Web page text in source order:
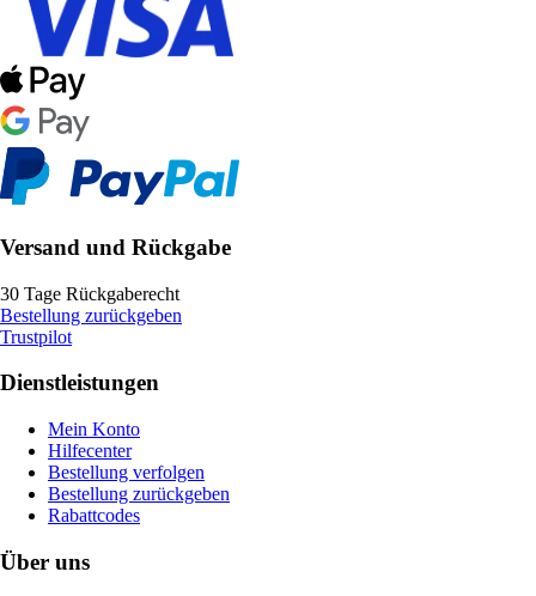
Versand und Rückgabe
30 Tage Rückgaberecht
Bestellung zurückgeben
Trustpilot
Dienstleistungen
Mein Konto
Hilfecenter
Bestellung verfolgen
Bestellung zurückgeben
Rabattcodes
Über uns